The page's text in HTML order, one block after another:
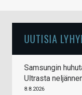
UUTISIA
Samsungin
Ultrasta
8.8.2026